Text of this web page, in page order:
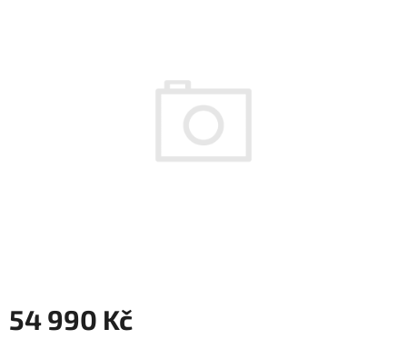
54 990 Kč